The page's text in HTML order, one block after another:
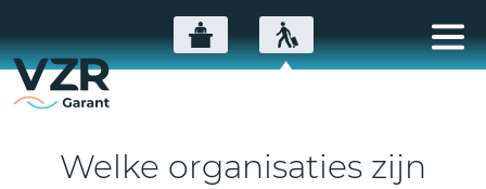
Welke organisaties zijn